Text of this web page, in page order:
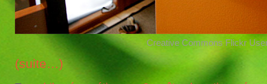
Creative Commons Flickr
(suite…)